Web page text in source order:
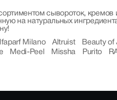
сывороток, кремов
на натуральных
Milano Altruist Beauty of
Medi-Peel Missha Purito